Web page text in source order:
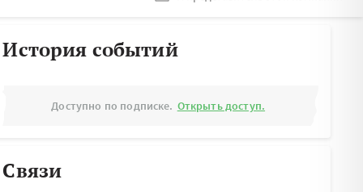
История событий
Доступно по подписке. Открыть доступ.
Связи